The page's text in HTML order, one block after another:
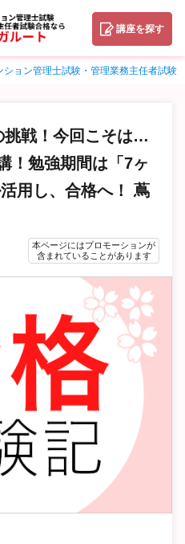
講座を探す
ション管理士試験・管理業務主任者試験
挑戦！今回こそは…
！勉強期間は「7ヶ
用し、合格へ！ 蔦
本ページにはプロモーションが
含まれていることがあります